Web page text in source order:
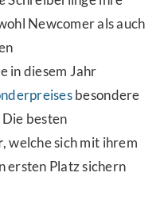
Newcomer als auch
in diesem Jahr
besondere
besten
, welche sich mit ihrem
ersten Platz sichern